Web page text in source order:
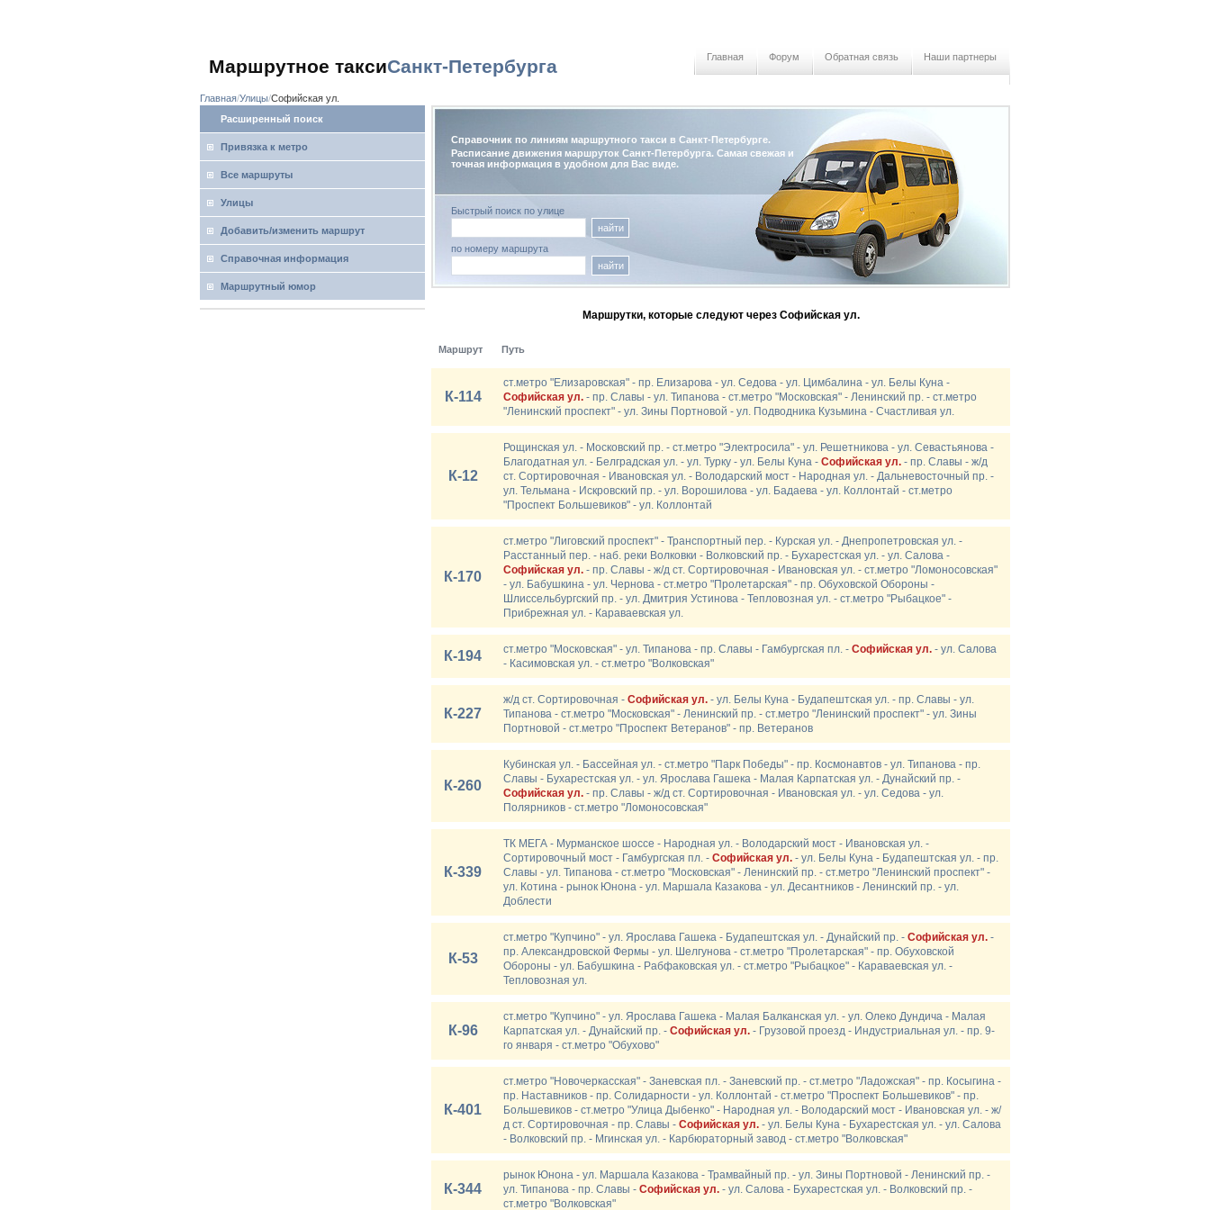
Маршрутное таксиСанкт-Петербурга Главная Форум Обратная связь Наши партнеры
Главная Улицы Софийская ул.
Расширенный поиск
Привязка к метро
Все маршруты
Улицы
Добавить/изменить маршрут
Справочная информация
Маршрутный юмор
Справочник по линиям маршрутного такси в Санкт-Петербурге.
Расписание движения маршруток Санкт-Петербурга. Самая свежая и
точная информация в удобном для Вас виде.
Быстрый поиск по улице
найти
по номеру маршрута
найти
Маршрутки, которые следуют через Софийская ул.
Маршрут Путь
К-114
ст.метро "Елизаровская" - пр. Елизарова - ул. Седова - ул. Цимбалина - ул. Белы Куна -
Софийская ул. - пр. Славы - ул. Типанова - ст.метро "Московская" - Ленинский пр. - ст.метро
"Ленинский проспект" - ул. Зины Портновой - ул. Подводника Кузьмина - Счастливая ул.
К-12
Рощинская ул. - Московский пр. - ст.метро "Электросила" - ул. Решетникова - ул. Севастьянова -
Благодатная ул. - Белградская ул. - ул. Турку - ул. Белы Куна - Софийская ул. - пр. Славы - ж/д
ст. Сортировочная - Ивановская ул. - Володарский мост - Народная ул. - Дальневосточный пр. -
ул. Тельмана - Искровский пр. - ул. Ворошилова - ул. Бадаева - ул. Коллонтай - ст.метро
"Проспект Большевиков" - ул. Коллонтай
К-170
ст.метро "Лиговский проспект" - Транспортный пер. - Курская ул. - Днепропетровская ул. -
Расстанный пер. - наб. реки Волковки - Волковский пр. - Бухарестская ул. - ул. Салова -
Софийская ул. - пр. Славы - ж/д ст. Сортировочная - Ивановская ул. - ст.метро "Ломоносовская"
- ул. Бабушкина - ул. Чернова - ст.метро "Пролетарская" - пр. Обуховской Обороны -
Шлиссельбургский пр. - ул. Дмитрия Устинова - Тепловозная ул. - ст.метро "Рыбацкое" -
Прибрежная ул. - Караваевская ул.
К-194 ст.метро "Московская" - ул. Типанова - пр. Славы - Гамбургская пл. - Софийская ул. - ул. Салова
- Касимовская ул. - ст.метро "Волковская"
К-227
ж/д ст. Сортировочная - Софийская ул. - ул. Белы Куна - Будапештская ул. - пр. Славы - ул.
Типанова - ст.метро "Московская" - Ленинский пр. - ст.метро "Ленинский проспект" - ул. Зины
Портновой - ст.метро "Проспект Ветеранов" - пр. Ветеранов
К-260
Кубинская ул. - Бассейная ул. - ст.метро "Парк Победы" - пр. Космонавтов - ул. Типанова - пр.
Славы - Бухарестская ул. - ул. Ярослава Гашека - Малая Карпатская ул. - Дунайский пр. -
Софийская ул. - пр. Славы - ж/д ст. Сортировочная - Ивановская ул. - ул. Седова - ул.
Полярников - ст.метро "Ломоносовская"
К-339
ТК МЕГА - Мурманское шоссе - Народная ул. - Володарский мост - Ивановская ул. -
Сортировочный мост - Гамбургская пл. - Софийская ул. - ул. Белы Куна - Будапештская ул. - пр.
Славы - ул. Типанова - ст.метро "Московская" - Ленинский пр. - ст.метро "Ленинский проспект" -
ул. Котина - рынок Юнона - ул. Маршала Казакова - ул. Десантников - Ленинский пр. - ул.
Доблести
К-53
ст.метро "Купчино" - ул. Ярослава Гашека - Будапештская ул. - Дунайский пр. - Софийская ул. -
пр. Александровской Фермы - ул. Шелгунова - ст.метро "Пролетарская" - пр. Обуховской
Обороны - ул. Бабушкина - Рабфаковская ул. - ст.метро "Рыбацкое" - Караваевская ул. -
Тепловозная ул.
К-96
ст.метро "Купчино" - ул. Ярослава Гашека - Малая Балканская ул. - ул. Олеко Дундича - Малая
Карпатская ул. - Дунайский пр. - Софийская ул. - Грузовой проезд - Индустриальная ул. - пр. 9-
го января - ст.метро "Обухово"
К-401
ст.метро "Новочеркасская" - Заневская пл. - Заневский пр. - ст.метро "Ладожская" - пр. Косыгина -
пр. Наставников - пр. Солидарности - ул. Коллонтай - ст.метро "Проспект Большевиков" - пр.
Большевиков - ст.метро "Улица Дыбенко" - Народная ул. - Володарский мост - Ивановская ул. - ж/
д ст. Сортировочная - пр. Славы - Софийская ул. - ул. Белы Куна - Бухарестская ул. - ул. Салова
- Волковский пр. - Мгинская ул. - Карбюраторный завод - ст.метро "Волковская"
К-344
рынок Юнона - ул. Маршала Казакова - Трамвайный пр. - ул. Зины Портновой - Ленинский пр. -
ул. Типанова - пр. Славы - Софийская ул. - ул. Салова - Бухарестская ул. - Волковский пр. -
ст.метро "Волковская"